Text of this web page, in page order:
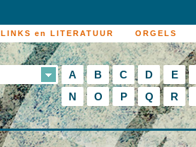
LINKS en LITERATUUR ORGELS
A B C D E
N
O P Q R